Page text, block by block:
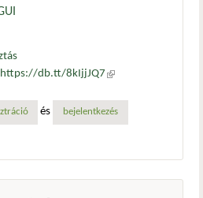
https://db.tt/8kIjjJQ7 (külső
és bejelentkezés